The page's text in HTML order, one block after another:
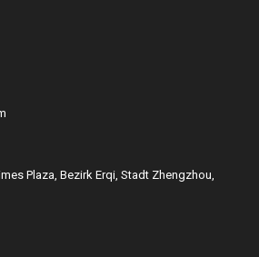
Plaza, Bezirk Erqi, Stadt Zhengzhou,